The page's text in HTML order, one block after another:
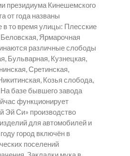
президиума Кинешемского
от года названы
то время улицы: Плесские
Ярмарочная
различные слободы
Бульварная, Кузнецкая,
Сретинская,
Козья слобода,
На базе бывшего завода
функционирует
Эй Си» производство
для автомобилей и
город включён в
поселений